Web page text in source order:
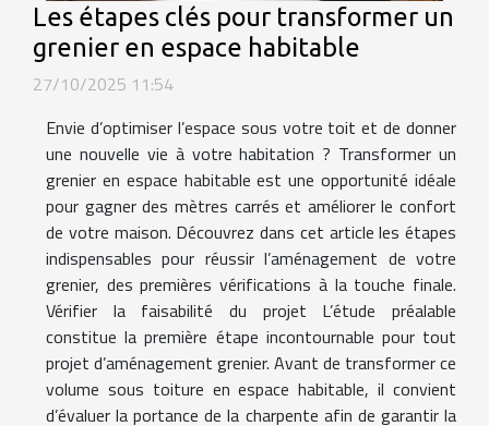
Les étapes clés pour transformer un
grenier en espace habitable
27/10/2025 11:54
Envie d’optimiser l’espace sous votre toit et de donner
une nouvelle vie à votre habitation ? Transformer un
grenier en espace habitable est une opportunité idéale
pour gagner des mètres carrés et améliorer le confort
de votre maison. Découvrez dans cet article les étapes
indispensables pour réussir l’aménagement de votre
grenier, des premières vérifications à la touche finale.
Vérifier la faisabilité du projet L’étude préalable
constitue la première étape incontournable pour tout
projet d’aménagement grenier. Avant de transformer ce
volume sous toiture en espace habitable, il convient
d’évaluer la portance de la charpente afin de garantir la